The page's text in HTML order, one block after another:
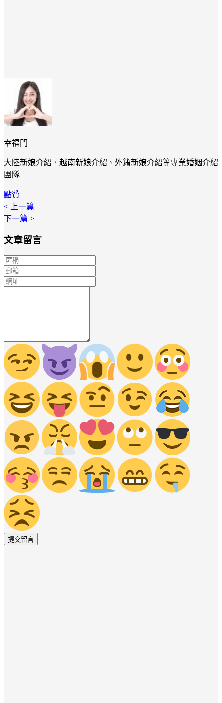
幸福門
大陸新娘介紹、越南新娘介紹、外籍新娘介紹等專業婚姻介紹
團隊
點贊
< 上一篇
下一篇 >
文章留言